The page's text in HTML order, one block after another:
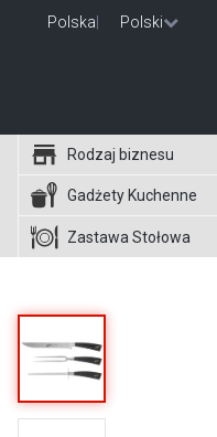
Polska Polski
Rodzaj biznesu
Gadżety Kuchenne
Zastawa Stołowa